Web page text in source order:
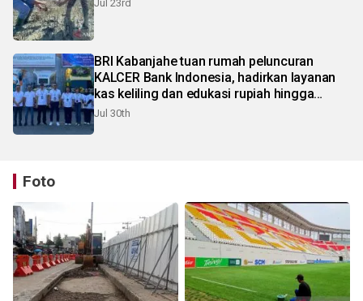
Jul 23rd
BRI Kabanjahe tuan rumah peluncuran
KALCER Bank Indonesia, hadirkan layanan
kas keliling dan edukasi rupiah hingga
pelosok Karo
Jul 30th
Foto